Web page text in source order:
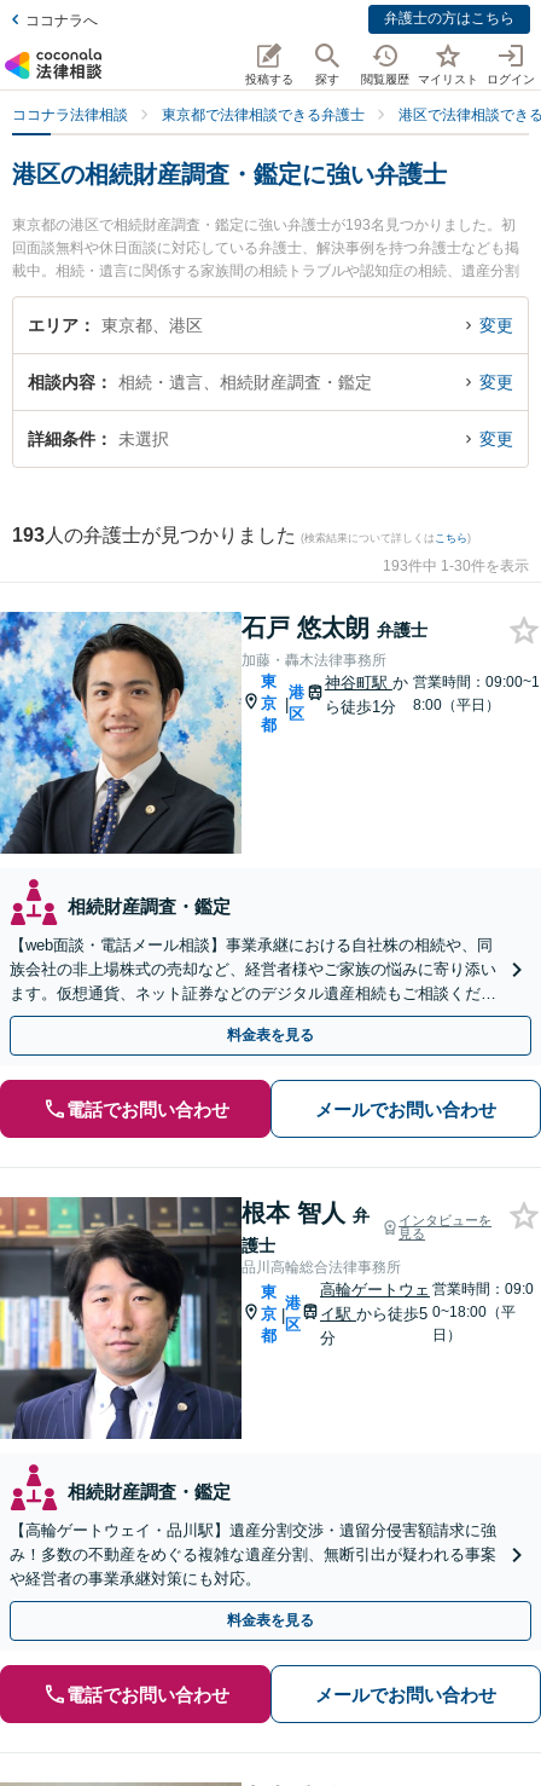
ココナラへ 弁護士の方はこちら
投稿する 探す 閲覧履歴 マイリスト ログイン
ココナラ法律相談 東京都で法律相談できる弁護士 港区で法律相談でき
港区の相続財産調査・鑑定に強い弁護士
東京都の港区で相続財産調査・鑑定に強い弁護士が193名見つかりました。初
回面談無料や休日面談に対応している弁護士、解決事例を持つ弁護士なども掲
載中。相続・遺言に関係する家族間の相続トラブルや認知症の相続、遺産分割
等の細かな分野での絞り込み検索もでき便利です。特に加藤・轟木法律事務所
の石戸 悠太朗弁護士や品川高輪総合法律事務所の根本 智人弁護士、法律事務所
ルを今すぐに弁護士に相談したい』『相続財産調査・鑑定のトラブル解決の実
績豊富な近くの弁護士を検索したい』『初回相談無料で相続財産調査・鑑定を
法律相談できる港区内の弁護士に相談予約したい』などでお困りの相談者さん
エリア 東京都、港区 変更
相談内容 相続・遺言、相続財産調査・鑑定 変更
詳細条件 未選択 変更
193 人の弁護士が見つかりました (検索結果について詳しくは こちら)
193件中 1-30件を表示
石戸 悠太朗 弁護士
加藤・轟木法律事務所
東
京
都
|
港
区
神谷町駅 か
ら徒歩1分
営業時間：09:00~1
8:00（平日）
相続財産調査・鑑定
【web面談・電話メール相談】事業承継における自社株の相続や、同
族会社の非上場株式の売却など、経営者様やご家族の悩みに寄り添い
ます。仮想通貨、ネット証券などのデジタル遺産相続もご相談くださ
い。遺産分割、遺留分減殺請求など【初回相談無料】
料金表を見る
電話でお問い合わせ メールでお問い合わせ
根本 智人 弁
護士
インタビューを
見る
品川高輪総合法律事務所
東
京
都
|
港
区
高輪ゲートウェ
イ駅 から徒歩5
分
営業時間：09:0
0~18:00（平
日）
相続財産調査・鑑定
【高輪ゲートウェイ・品川駅】遺産分割交渉・遺留分侵害額請求に強
み！多数の不動産をめぐる複雑な遺産分割、無断引出が疑われる事案
や経営者の事業承継対策にも対応。
料金表を見る
電話でお問い合わせ メールでお問い合わせ